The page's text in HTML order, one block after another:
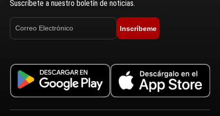
Suscríbete a nuestro boletín de noticias.
Inscríbeme